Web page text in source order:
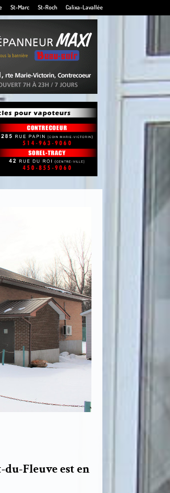
St-Marc St-Roch Calixa-Lavallée
Fleuve est en